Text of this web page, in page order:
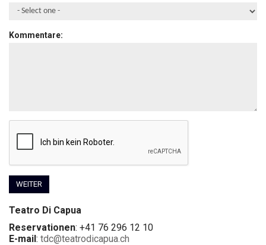
Kommentare:
WEITER
Teatro Di Capua
Reservationen: +41 76 296 12 10
E-mail: tdc@teatrodicapua.ch